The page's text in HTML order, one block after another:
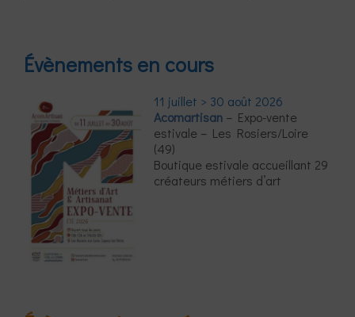
Évènements en cours
11 juillet > 30 août 2026
Acomartisan – Expo-vente
estivale – Les Rosiers/Loire
(49)
Boutique estivale accueillant 29
créateurs métiers d’art